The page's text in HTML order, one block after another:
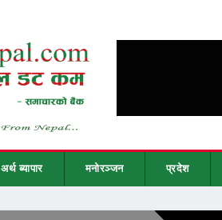
अर्थ ब्यापार मनोरञ्जन प्रदेश